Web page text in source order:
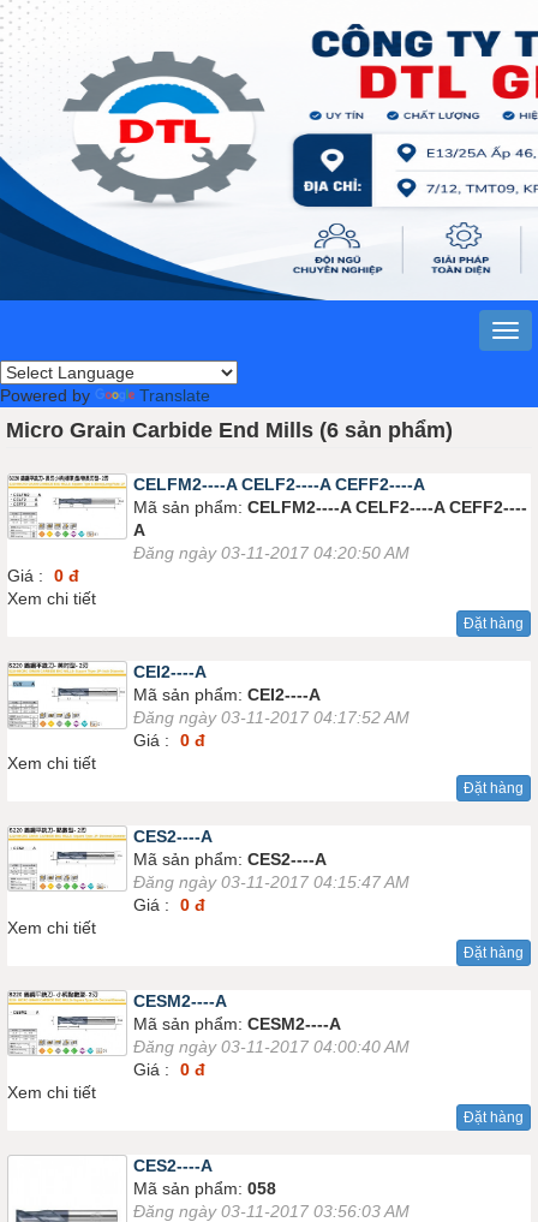
Powered by Translate
Micro Grain Carbide End Mills (6 sản phẩm)
CELFM2----A CELF2----A CEFF2----A
Mã sản phẩm: CELFM2----A CELF2----A CEFF2----
A
Đăng ngày 03-11-2017 04:20:50 AM
Giá :
0 đ
Xem chi tiết
Đặt hàng
CEI2----A
Mã sản phẩm: CEI2----A
Đăng ngày 03-11-2017 04:17:52 AM
Giá :
0 đ
Xem chi tiết
Đặt hàng
CES2----A
Mã sản phẩm: CES2----A
Đăng ngày 03-11-2017 04:15:47 AM
Giá :
0 đ
Xem chi tiết
Đặt hàng
CESM2----A
Mã sản phẩm: CESM2----A
Đăng ngày 03-11-2017 04:00:40 AM
Giá :
0 đ
Xem chi tiết
Đặt hàng
CES2----A
Mã sản phẩm: 058
Đăng ngày 03-11-2017 03:56:03 AM